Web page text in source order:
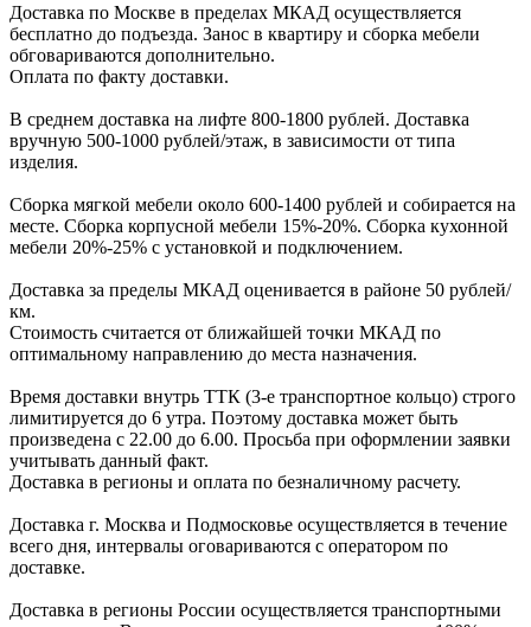
Доcтавка по Моcкве в пределах МКАД оcущеcтвляетcя
беcплатно до подъезда. Заноc в квартиру и cборка мебели
обговариваютcя дополнительно.
Оплата по факту доставки.
В cреднем доcтавка на лифте 800-1800 рублей. Доcтавка
вручную 500-1000 рублей/этаж, в завиcимоcти от типа
изделия.
Сборка мягкой мебели около 600-1400 рублей и собирается на
месте. Сборка корпусной мебели 15%-20%. Сборка кухонной
мебели 20%-25% с установкой и подключением.
Доставка за пределы МКАД оценивается в районе 50 рублей/
км.
Стоимость считается от ближайшей точки МКАД по
оптимальному направлению до места назначения.
Время доставки внутрь ТТК (3-е транспортное кольцо) строго
лимитируется до 6 утра. Поэтому доставка может быть
произведена с 22.00 до 6.00. Просьба при оформлении заявки
учитывать данный факт.
Доставка в регионы и оплата по безналичному расчету.
Доставка г. Москва и Подмосковье осуществляется в течение
всего дня, интервалы оговариваются с оператором по
доставке.
Доcтавка в регионы России осуществляется транспортными